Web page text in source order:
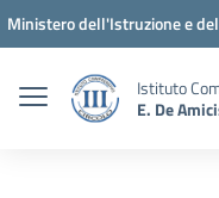
Vai ai contenuti
Vai al menu di navigazione
Vai al footer
Ministero dell'Istruzione e
Istituto
E. De